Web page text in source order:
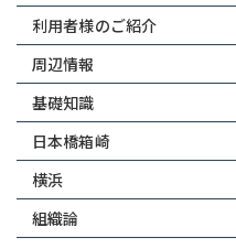
利用者様のご紹介
周辺情報
基礎知識
日本橋箱崎
横浜
組織論